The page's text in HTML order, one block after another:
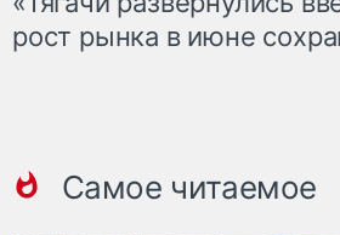
рост рынка в июне
Самое читаемое